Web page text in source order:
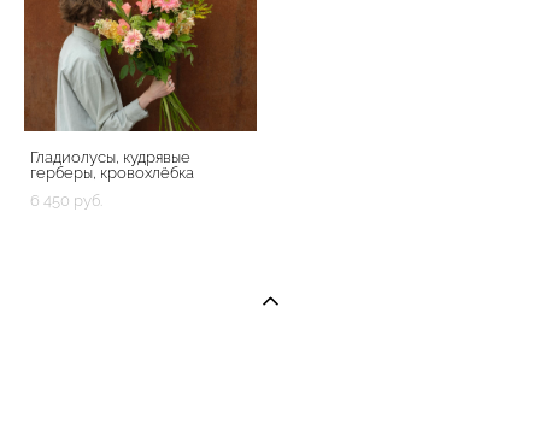
Гладиолусы, кудрявые
герберы, кровохлёбка
6 450 pуб.